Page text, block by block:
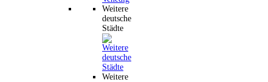
Weitere
deutsche
Städte
Weitere